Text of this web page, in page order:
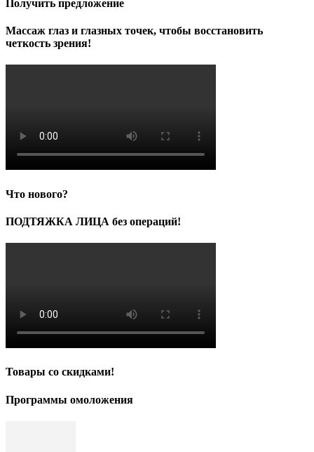
Получить предложение
Массаж глаз и глазных точек, чтобы восстановить
четкость зрения!
Что нового?
ПОДТЯЖКА ЛИЦА без операций!
Товары со скидками!
Программы омоложения